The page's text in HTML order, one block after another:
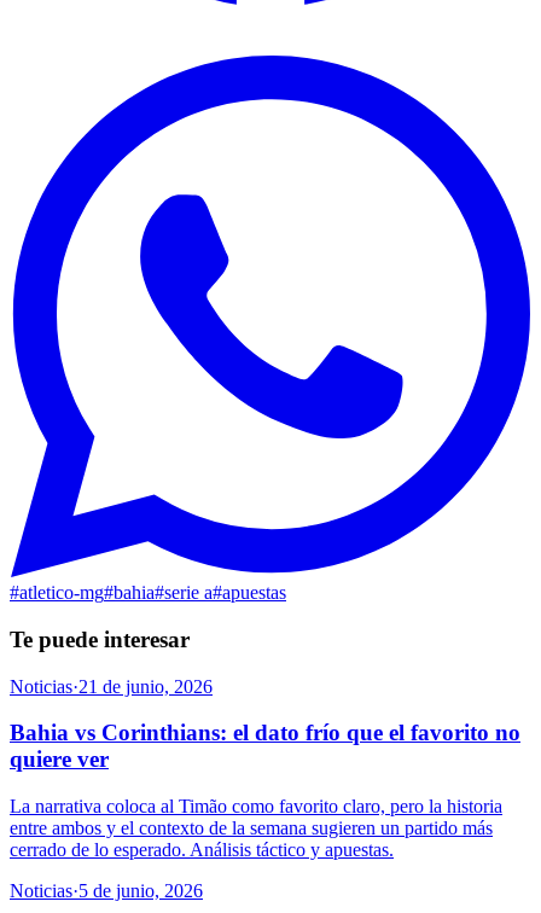
#atletico-mg#bahia#serie a#apuestas
Te puede interesar
Noticias·21 de junio, 2026
Bahia vs Corinthians: el dato frío que el favorito no
quiere ver
La narrativa coloca al Timão como favorito claro, pero la historia
entre ambos y el contexto de la semana sugieren un partido más
cerrado de lo esperado. Análisis táctico y apuestas.
Noticias·5 de junio, 2026